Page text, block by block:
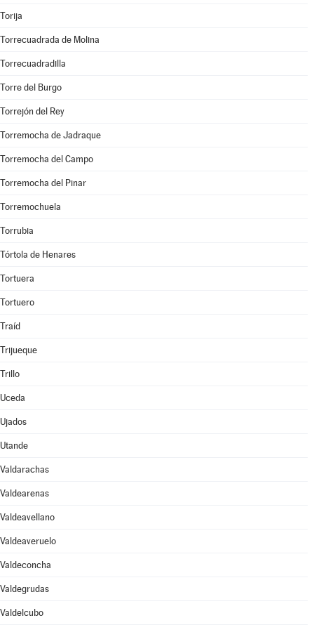
Torija
Torrecuadrada de Molina
Torrecuadradilla
Torre del Burgo
Torrejón del Rey
Torremocha de Jadraque
Torremocha del Campo
Torremocha del Pinar
Torremochuela
Torrubia
Tórtola de Henares
Tortuera
Tortuero
Traíd
Trijueque
Trillo
Uceda
Ujados
Utande
Valdarachas
Valdearenas
Valdeavellano
Valdeaveruelo
Valdeconcha
Valdegrudas
Valdelcubo